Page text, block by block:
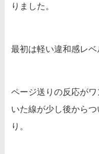
りました。
最初は軽い違和感レベ
ページ送りの反応が
いた線が少し後から
り。